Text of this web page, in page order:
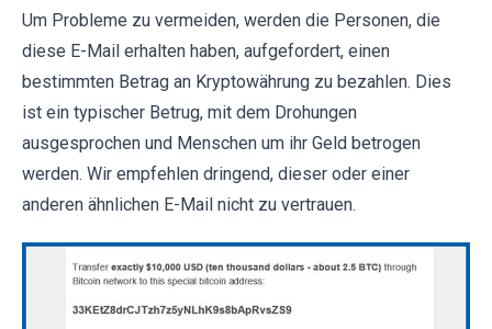
Um Probleme zu vermeiden, werden die Personen, die
diese E-Mail erhalten haben, aufgefordert, einen
bestimmten Betrag an Kryptowährung zu bezahlen. Dies
ist ein typischer Betrug, mit dem Drohungen
ausgesprochen und Menschen um ihr Geld betrogen
werden. Wir empfehlen dringend, dieser oder einer
anderen ähnlichen E-Mail nicht zu vertrauen.